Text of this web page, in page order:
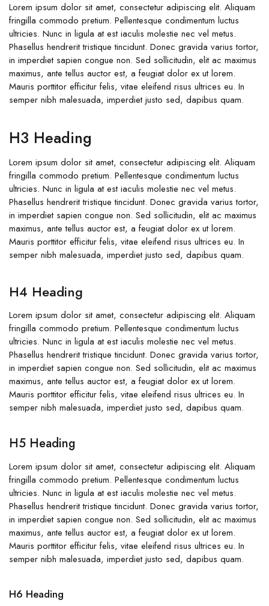
Lorem ipsum dolor sit amet, consectetur adipiscing elit. Aliquam
fringilla commodo pretium. Pellentesque condimentum luctus
ultricies. Nunc in ligula at est iaculis molestie nec vel metus.
Phasellus hendrerit tristique tincidunt. Donec gravida varius tortor,
in imperdiet sapien congue non. Sed sollicitudin, elit ac maximus
maximus, ante tellus auctor est, a feugiat dolor ex ut lorem.
Mauris porttitor efficitur felis, vitae eleifend risus ultrices eu. In
semper nibh malesuada, imperdiet justo sed, dapibus quam.
H3 Heading
Lorem ipsum dolor sit amet, consectetur adipiscing elit. Aliquam
fringilla commodo pretium. Pellentesque condimentum luctus
ultricies. Nunc in ligula at est iaculis molestie nec vel metus.
Phasellus hendrerit tristique tincidunt. Donec gravida varius tortor,
in imperdiet sapien congue non. Sed sollicitudin, elit ac maximus
maximus, ante tellus auctor est, a feugiat dolor ex ut lorem.
Mauris porttitor efficitur felis, vitae eleifend risus ultrices eu. In
semper nibh malesuada, imperdiet justo sed, dapibus quam.
H4 Heading
Lorem ipsum dolor sit amet, consectetur adipiscing elit. Aliquam
fringilla commodo pretium. Pellentesque condimentum luctus
ultricies. Nunc in ligula at est iaculis molestie nec vel metus.
Phasellus hendrerit tristique tincidunt. Donec gravida varius tortor,
in imperdiet sapien congue non. Sed sollicitudin, elit ac maximus
maximus, ante tellus auctor est, a feugiat dolor ex ut lorem.
Mauris porttitor efficitur felis, vitae eleifend risus ultrices eu. In
semper nibh malesuada, imperdiet justo sed, dapibus quam.
H5 Heading
Lorem ipsum dolor sit amet, consectetur adipiscing elit. Aliquam
fringilla commodo pretium. Pellentesque condimentum luctus
ultricies. Nunc in ligula at est iaculis molestie nec vel metus.
Phasellus hendrerit tristique tincidunt. Donec gravida varius tortor,
in imperdiet sapien congue non. Sed sollicitudin, elit ac maximus
maximus, ante tellus auctor est, a feugiat dolor ex ut lorem.
Mauris porttitor efficitur felis, vitae eleifend risus ultrices eu. In
semper nibh malesuada, imperdiet justo sed, dapibus quam.
H6 Heading